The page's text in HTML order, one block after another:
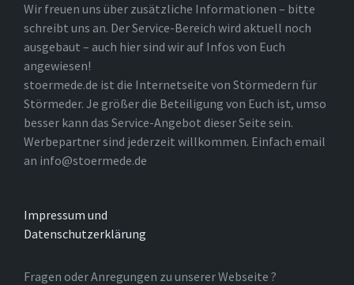
Wir freuen uns über zusätzliche Informationen – bitte
schreibt uns an. Der Service-Bereich wird aktuell noch
ausgebaut – auch hier sind wir auf Infos von Euch
angewiesen!
stoermede.de ist die Internetseite von Störmedern für
Störmeder. Je größer die Beteiligung von Euch ist, umso
besser kann das Service-Angebot dieser Seite sein.
Werbepartner sind jederzeit willkommen. Einfach email
an info@stoermede.de
Impressum und
Datenschutzerklärung
Fragen oder Anregungen zu unserer Webseite ?